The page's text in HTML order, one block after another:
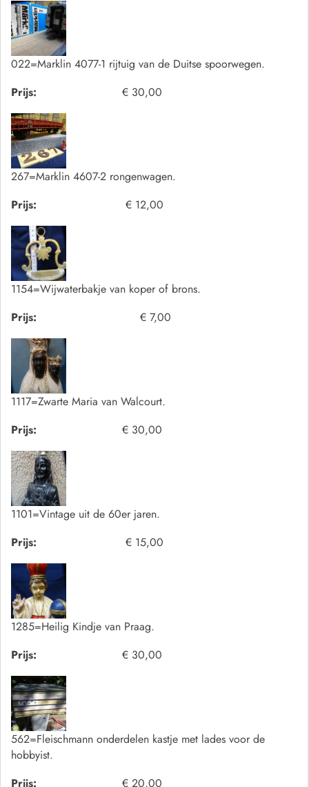
022=Marklin 4077-1 rijtuig van de Duitse spoorwegen.
Prijs:
€ 30,00
267=Marklin 4607-2 rongenwagen.
Prijs:
€ 12,00
1154=Wijwaterbakje van koper of brons.
Prijs:
€ 7,00
1117=Zwarte Maria van Walcourt.
Prijs:
€ 30,00
1101=Vintage uit de 60er jaren.
Prijs:
€ 15,00
1285=Heilig Kindje van Praag.
Prijs:
€ 30,00
562=Fleischmann onderdelen kastje met lades voor de
hobbyist.
Prijs:
€ 20,00